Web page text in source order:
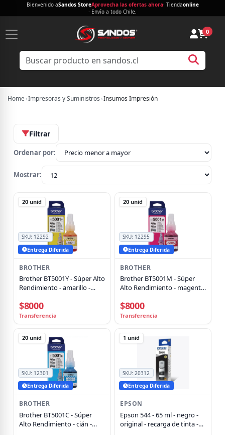
Bienvenido aSandos StoreAprovecha las ofertas ahora· Tiendaonline
· Envío a todo Chile.
0
Home›Impresoras y Suministros ›Insumos Impresión
Filtrar
Ordenar por:
Mostrar:
Entrega Diferida
SKU: 12292
20 unid
BROTHER
Brother BT5001Y - Súper Alto
Rendimiento - amarillo -
para Brother DCP-T300, DCP-
T820DW, MFC-T800W
$8000
Transferencia
Entrega Diferida
SKU: 12295
20 unid
BROTHER
Brother BT5001M - Súper
Alto Rendimiento - magenta
para Brother DCP-T300, DCP-
T820DW, MFC-T800W
$8000
Transferencia
Entrega Diferida
SKU: 12301
20 unid
BROTHER
Brother BT5001C - Súper
Alto Rendimiento - cián -
Entrega Diferida
SKU: 20312
1 unid
EPSON
Epson 544 - 65 ml - negro -
original - recarga de tinta -